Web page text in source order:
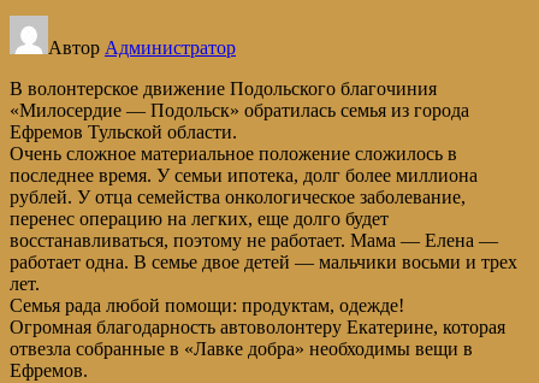
Автор Администратор
В волонтерское движение Подольского благочиния
«Милосердие — Подольск» обратилась семья из города
Ефремов Тульской области.
Очень сложное материальное положение сложилось в
последнее время. У семьи ипотека, долг более миллиона
рублей. У отца семейства онкологическое заболевание,
перенес операцию на легких, еще долго будет
восстанавливаться, поэтому не работает. Мама — Елена —
работает одна. В семье двое детей — мальчики восьми и трех
лет.
Семья рада любой помощи: продуктам, одежде!
Огромная благодарность автоволонтеру Екатерине, которая
отвезла собранные в «Лавке добра» необходимы вещи в
Ефремов.